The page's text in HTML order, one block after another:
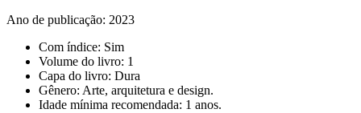
Ano de publicação: 2023
Com índice: Sim
Volume do livro: 1
Capa do livro: Dura
Gênero: Arte, arquitetura e design.
Idade mínima recomendada: 1 anos.